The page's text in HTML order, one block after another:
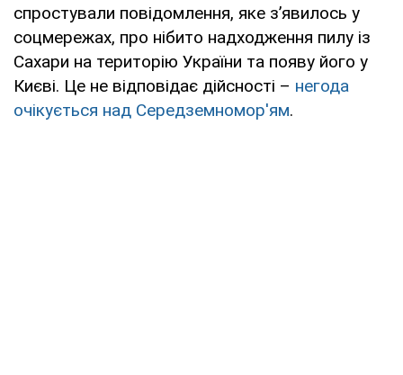
спростували повідомлення, яке з’явилось у
соцмережах, про нібито надходження пилу із
Сахари на територію України та появу його у
Києві. Це не відповідає дійсності – негода
очікується над Середземномор'ям.